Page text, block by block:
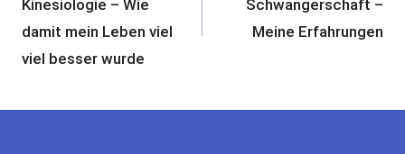
Kinesiologie – Wie
damit mein Leben viel
viel besser wurde
Schwangerschaft –
Meine Erfahrungen